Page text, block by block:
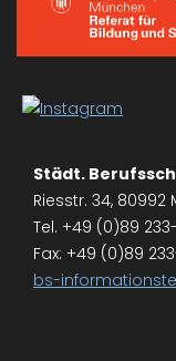
Städt.
Riesstr. 34, 80992
Tel. +49 (0)89
Fax: +49 (0)89
bs-